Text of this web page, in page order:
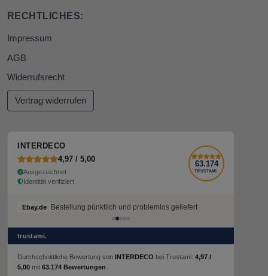
RECHTLICHES:
Impressum
AGB
Widerrufsrecht
Vertrag widerrufen
INTERDECO
4,97 / 5,00
Ausgezeichnet
Identität verifiziert
63.174
TRUSTAMI.
Ebay.de Bestellung pünktlich und problemlos geliefert
Ebay.de Bestellung pünktlich und problemlos geliefert
trustami.
Durchschnittliche Bewertung von INTERDECO bei Trustami: 4,97 /
5,00 mit 63.174 Bewertungen